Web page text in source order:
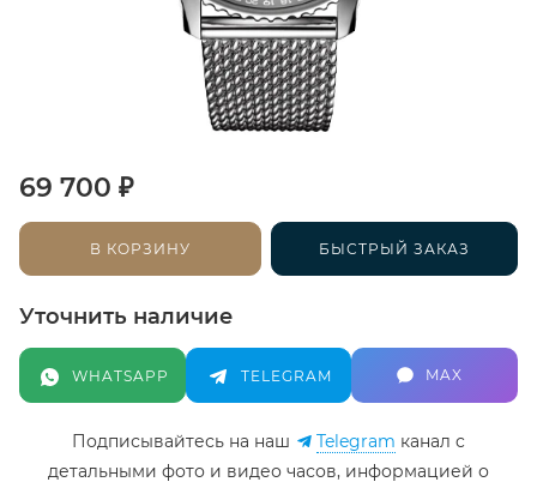
69 700 ₽
В КОРЗИНУ БЫСТРЫЙ ЗАКАЗ
Уточнить наличие
WHATSAPP TELEGRAM MAX
Подписывайтесь на наш Telegram канал c
детальными фото и видео часов, информацией о